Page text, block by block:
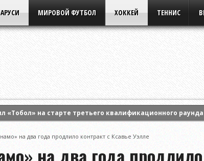
МИРОВОЙ ФУТБОЛ ХОККЕЙ ТЕННИС
«Тобол» на старте третьего квалификационного
на два года продлило контракт с Ксавье Уэлле
на два года